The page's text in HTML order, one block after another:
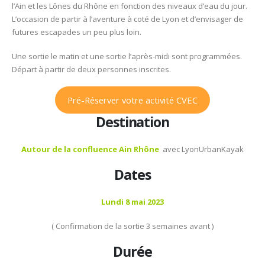
2023
–
CVEC
Initiation
PackRaft
dans
les
entre
et
l’Ain et les Lônes du Rhône en fonction des niveaux d’eau du jour.
L’occasion de partir à l’aventure à coté de Lyon et d’envisager de
futures escapades un peu plus loin.
Une sortie le matin et une sortie l’après-midi sont programmées.
Départ à partir de deux personnes inscrites.
Pré-Réserver votre activité CVEC
Destination
Autour de la confluence Ain Rhône avec LyonUrbanKayak
Dates
Lundi 8 mai 2023
( Confirmation de la sortie 3 semaines avant )
Durée